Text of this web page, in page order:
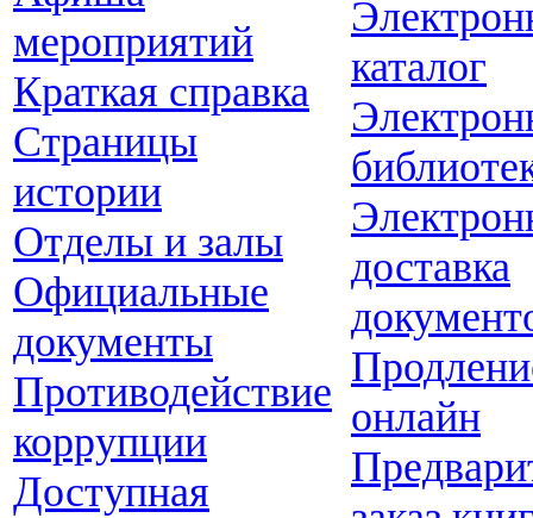
мероприятий
Краткая справка
Страницы
истории
Отделы и залы
Официальные
документы
Противодействие
коррупции
Доступная
каталог
доставка
онлайн